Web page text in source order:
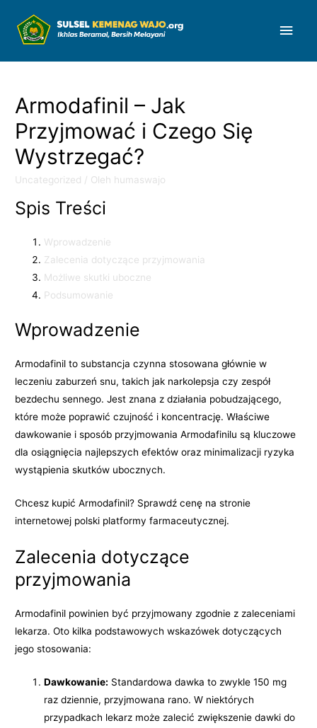
Armodafinil – Jak
Przyjmować i Czego Się
Wystrzegać?
Uncategorized / Oleh humaswajo
Spis Treści
Wprowadzenie
Zalecenia dotyczące przyjmowania
Możliwe skutki uboczne
Podsumowanie
Wprowadzenie
Armodafinil to substancja czynna stosowana głównie w
leczeniu zaburzeń snu, takich jak narkolepsja czy zespół
bezdechu sennego. Jest znana z działania pobudzającego,
które może poprawić czujność i koncentrację. Właściwe
dawkowanie i sposób przyjmowania Armodafinilu są kluczowe
dla osiągnięcia najlepszych efektów oraz minimalizacji ryzyka
wystąpienia skutków ubocznych.
Chcesz kupić Armodafinil? Sprawdź cenę na stronie
internetowej polski platformy farmaceutycznej.
Zalecenia dotyczące
przyjmowania
Armodafinil powinien być przyjmowany zgodnie z zaleceniami
lekarza. Oto kilka podstawowych wskazówek dotyczących
jego stosowania:
Dawkowanie: Standardowa dawka to zwykle 150 mg
raz dziennie, przyjmowana rano. W niektórych
przypadkach lekarz może zalecić zwiększenie dawki do